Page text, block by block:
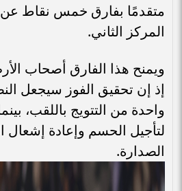
متقدمًا بفارق خمس نقاط
المركز الثاني.
ويمنح هذا الفارق أصحاب
إذ إن تحقيق الفوز سيجعل
واحدة من التتويج باللقب،
لتأجيل الحسم وإعادة إشعال
الصدارة.